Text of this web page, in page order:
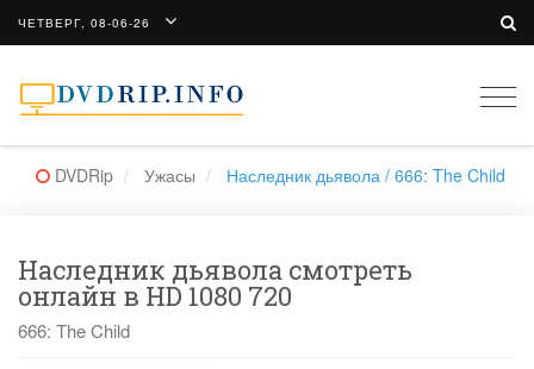
ЧЕТВЕРГ, 08-06-26
DVDRip Ужасы Наследник дьявола / 666: The Child
Наследник дьявола смотреть
онлайн в HD 1080 720
666: The Child